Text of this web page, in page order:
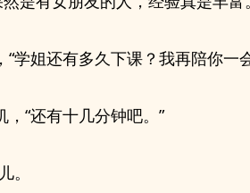
“学姐还有多久下课？我再陪你一
，“还有十几分钟吧。”
。